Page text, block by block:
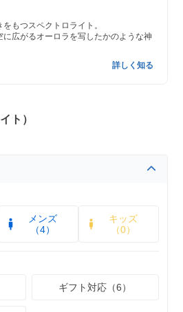
もつスペクトロライト。
に広がるオーロラを写したかのような神
詳しく知る
ト）
メンズ
（4）
キッズ
（0）
ギフト対応（6）